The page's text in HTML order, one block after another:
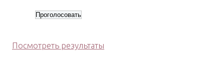
Посмотреть результаты